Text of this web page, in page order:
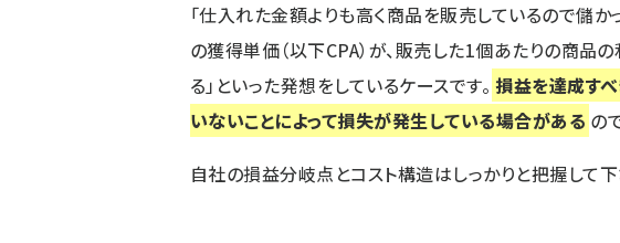
「仕入れた金額よりも高く商品を販売しているので儲か
の獲得単価（以下CPA）が、販売した1個あたりの商品
る」といった発想をしているケースです。 損益を達成す
いないことによって損失が発生している場合がある の
自社の損益分岐点とコスト構造はしっかりと把握して下